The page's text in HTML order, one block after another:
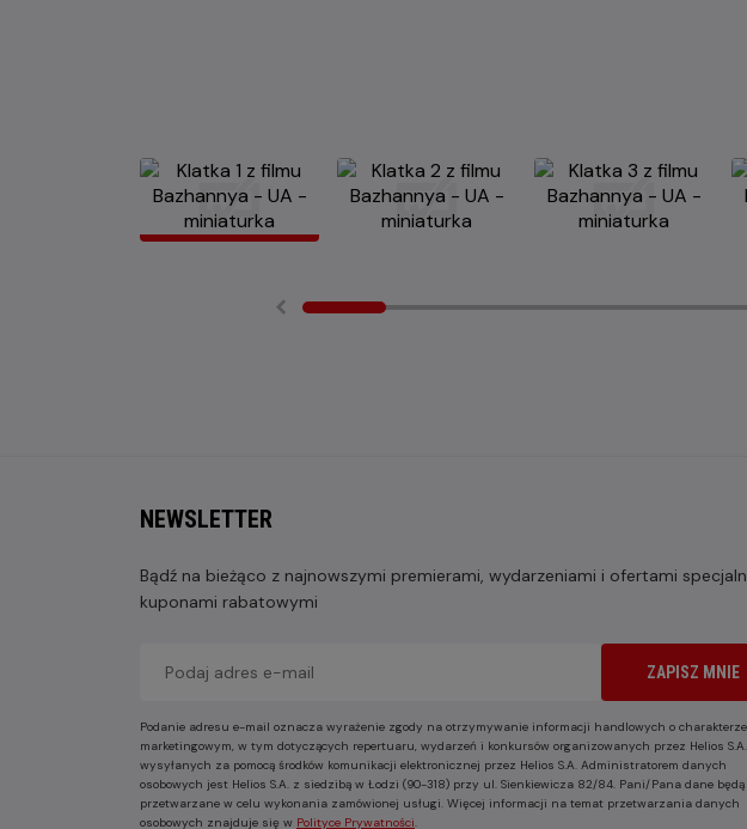
NEWSLETTER
Bądź na bieżąco z najnowszymi premierami, wydarzeniami i ofertami
kuponami rabatowymi
ZAPISZ MNIE
Podanie adresu e-mail oznacza wyrażenie zgody na otrzymywanie informacji handlowych o charakterze
marketingowym, w tym dotyczących repertuaru, wydarzeń i konkursów organizowanych przez Helios S.A.
wysyłanych za pomocą środków komunikacji elektronicznej przez Helios S.A. Administratorem danych
osobowych jest Helios S.A. z siedzibą w Łodzi (90-318) przy ul. Sienkiewicza 82/84. Pani/Pana dane będą
przetwarzane w celu wykonania zamówionej usługi. Więcej informacji na temat przetwarzania danych
osobowych znajduje się w Polityce Prywatności.